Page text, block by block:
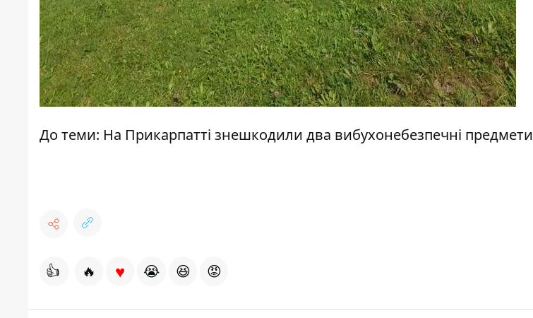
До теми: На Прикарпатті знешкодили два вибухонебезпечні предмети
👍 🔥 ♥ 😭 😆 😡